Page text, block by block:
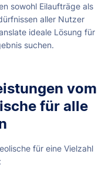
sowohl Eilaufträge als
aller Nutzer
ideale Lösung für
suchen.
vom
für alle
für eine Vielzahl